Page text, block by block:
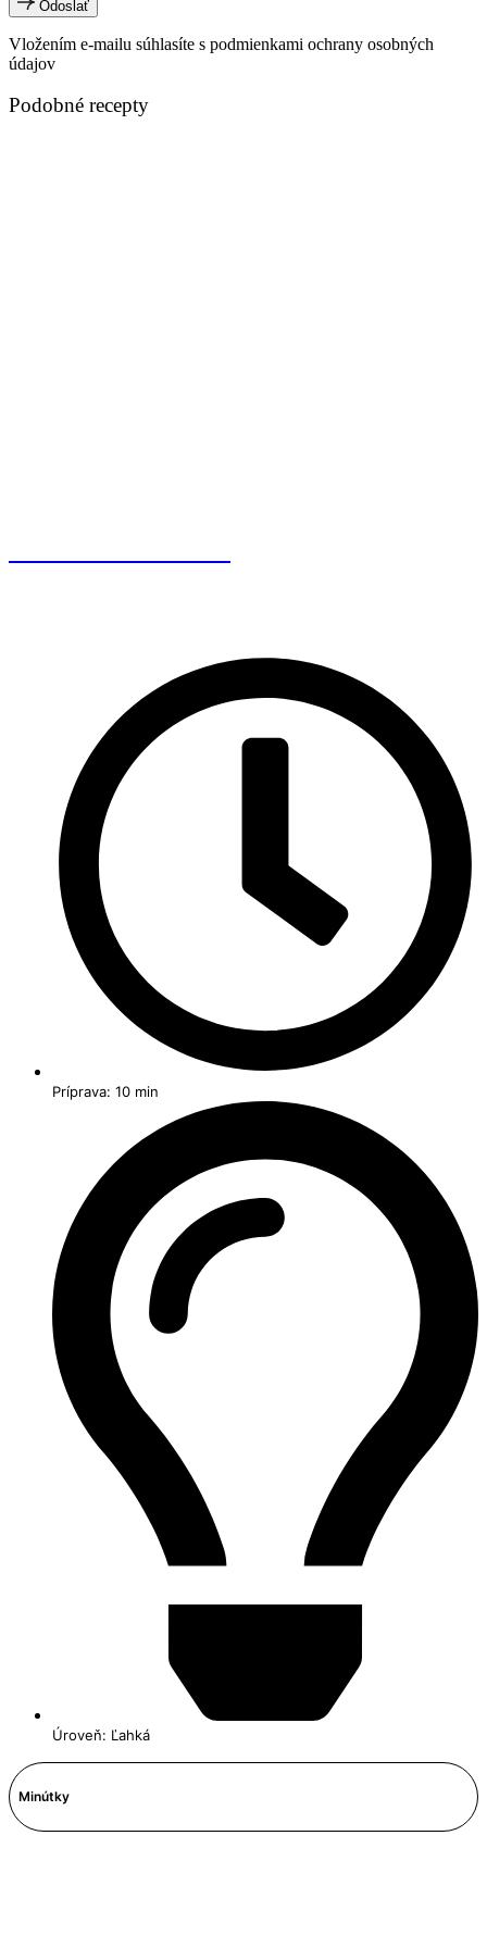
Odoslať
Vložením e-mailu súhlasíte s podmienkami ochrany osobných
údajov
Podobné recepty
Príprava: 10 min
Úroveň: Ľahká
Minútky